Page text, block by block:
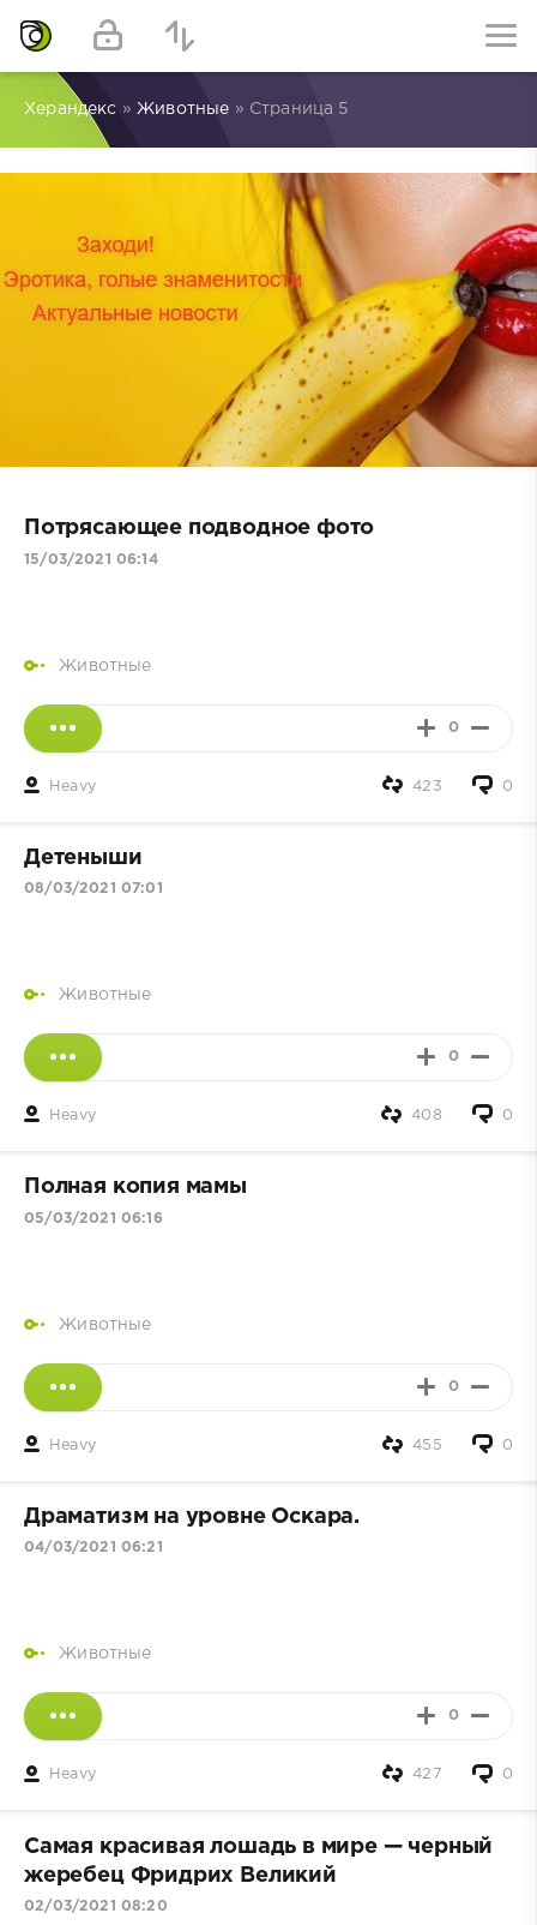
Херандекс » Животные » Страница 5
Потрясающее подводное фото
15/03/2021 06:14
Животные
0
Heavy 0
423
Детеныши
08/03/2021 07:01
Животные
0
Heavy 0
408
Полная копия мамы
05/03/2021 06:16
Животные
0
Heavy 0
455
Драматизм на уровне Оскара.
04/03/2021 06:21
Животные
0
Heavy 0
427
Самая красивая лошадь в мире — черный
жеребец Фридрих Великий
02/03/2021 08:20